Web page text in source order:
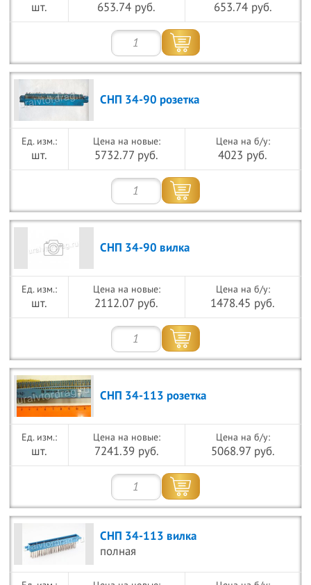
шт. 653.74 руб. 653.74 руб.
СНП 34-90 розетка
шт.
Цена на новые:
5732.77 руб.
Цена на б/у:
4023 руб.
СНП 34-90 вилка
шт.
Цена на новые:
2112.07 руб.
Цена на б/у:
1478.45 руб.
СНП 34-113 розетка
шт.
Цена на новые:
7241.39 руб.
Цена на б/у:
5068.97 руб.
СНП 34-113 вилка
полная